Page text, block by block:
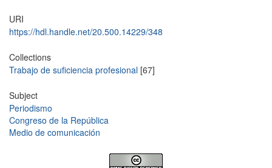
URI
https://hdl.handle.net/20.500.14229/348
Collections
Trabajo de suficiencia profesional [67]
Subject
Periodismo
Congreso de la República
Medio de comunicación